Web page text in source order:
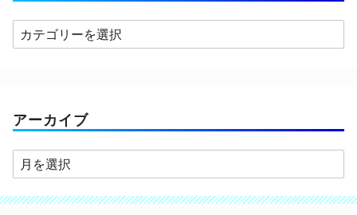
カ
テ
ー
アーカイブ
ア
ー
カ